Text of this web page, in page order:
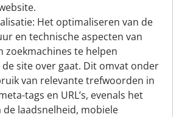
Het optimaliseren van de
en technische aspecten van
zoekmachines te helpen
site over gaat. Dit omvat onder
van relevante trefwoorden in
tags en URL’s, evenals het
laadsnelheid, mobiele